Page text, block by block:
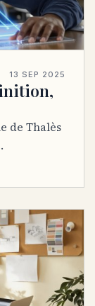
13 SEP 2025
de Thalès